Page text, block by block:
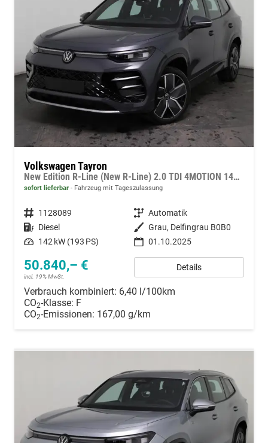
Volkswagen Tayron
New Edition R-Line (New R-Line) 2.0 TDI 4MOTION 142kW (193 PS) 7-Gang-Doppelkupplungsgetriebe DSG
sofort lieferbar Fahrzeug mit Tageszulassung
Fahrzeugnummer 1128089 Getriebe Automatik
Kraftstoff Diesel Außenfarbe Grau, Delfingrau B0B0
Leistung 142 kW (193 PS) 01.10.2025
50.840,– €
incl. 19% MwSt.
Details
Verbrauch kombiniert: 6,40 l/100km
CO2-Klasse: F
CO2-Emissionen: 167,00 g/km